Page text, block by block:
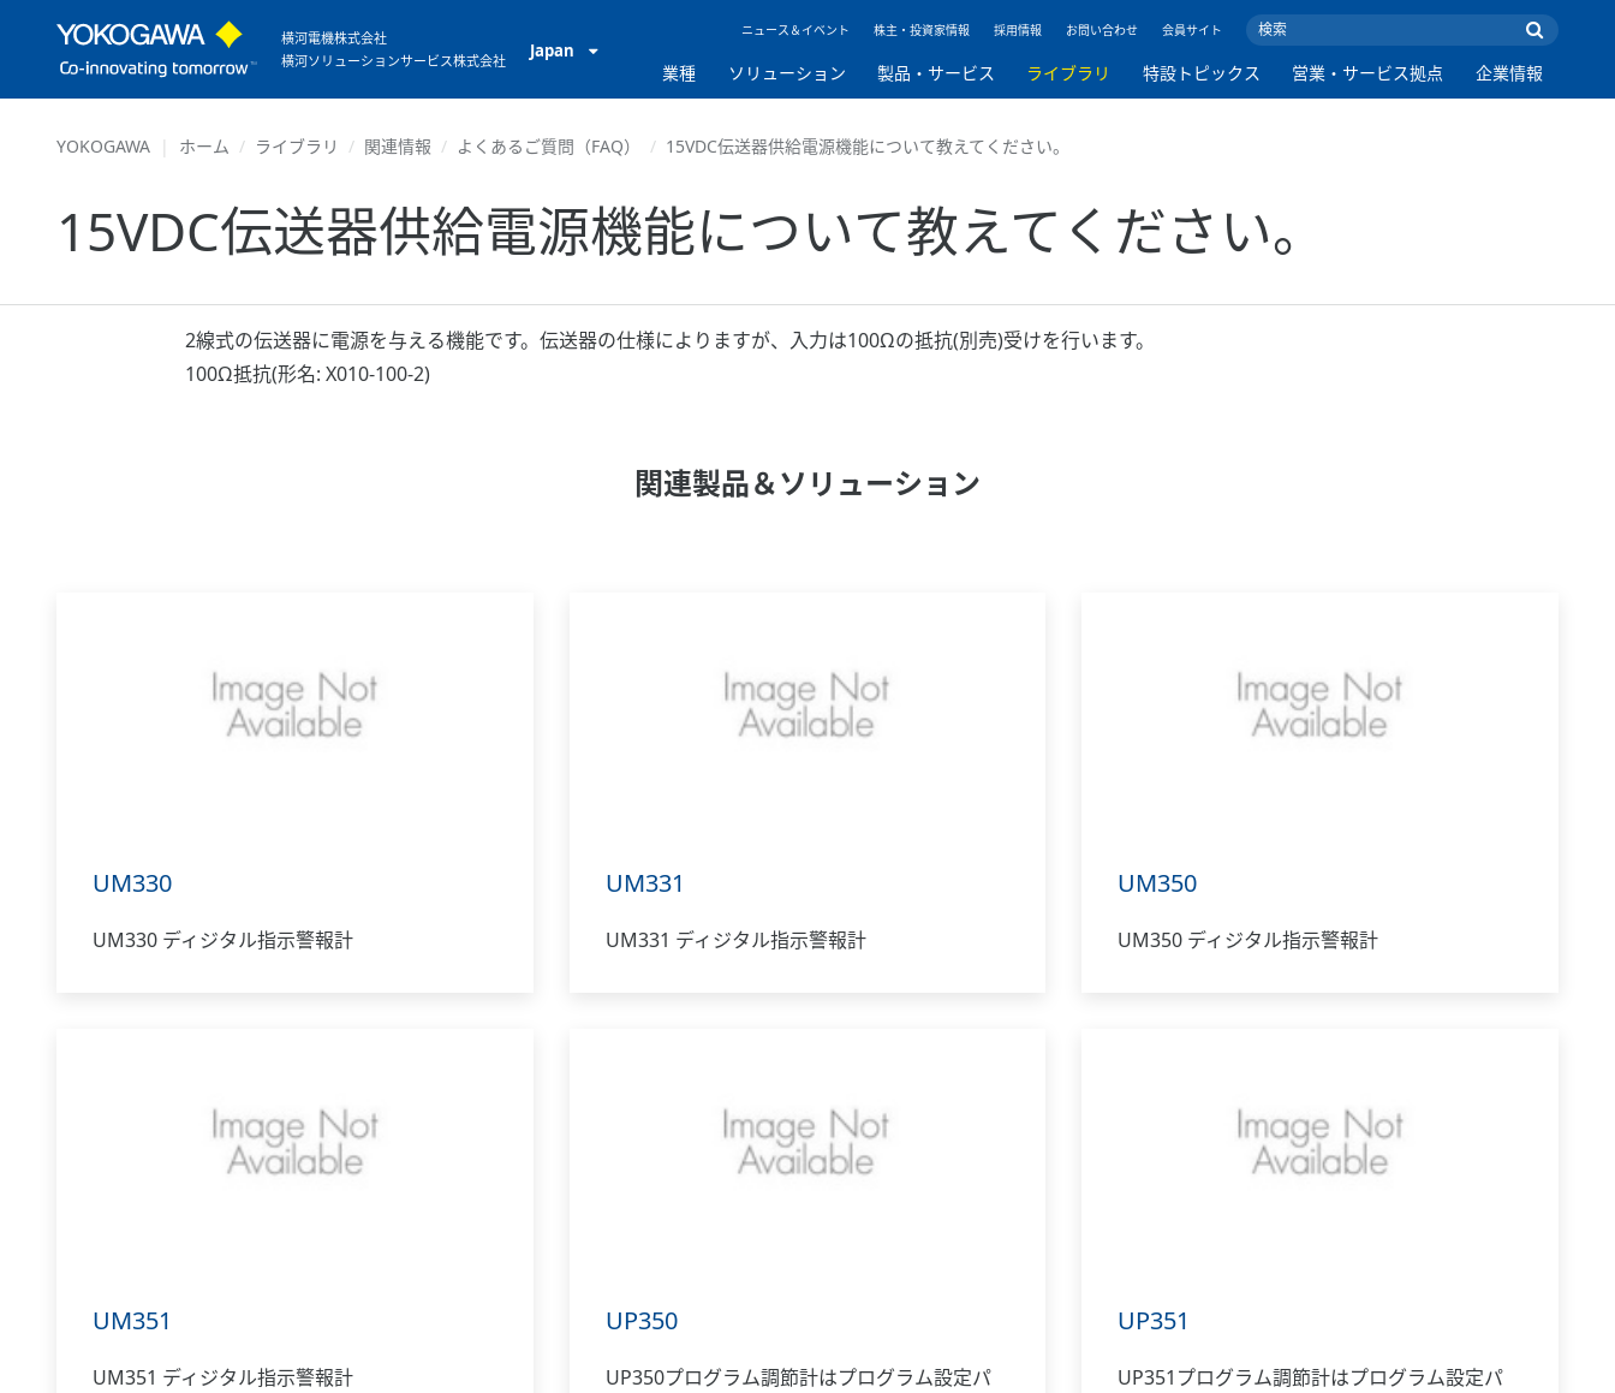
横河電機株式会社
横河ソリューションサービス株式会社
Japan
ニュース＆イベント 株主・投資家情報 採用情報 お問い合わせ 会員サイト
業種 ソリューション 製品・サービス ライブラリ 特設トピックス 営業・サービス拠点 企業情報
YOKOGAWA ホーム ライブラリ 関連情報 よくあるご質問（FAQ） 15VDC伝送器供給電源機能について教えてください。
15VDC伝送器供給電源機能について教えてください。
2線式の伝送器に電源を与える機能です。伝送器の仕様によりますが、入力は100Ωの抵抗(別売)受けを行います。
100Ω抵抗(形名: X010-100-2)
関連製品＆ソリューション
UM330
UM330 ディジタル指示警報計
UM331
UM331 ディジタル指示警報計
UM350
UM350 ディジタル指示警報計
UM351
UM351 ディジタル指示警報計
UP350
UP350プログラム調節計はプログラム設定パ
UP351
UP351プログラム調節計はプログラム設定パ